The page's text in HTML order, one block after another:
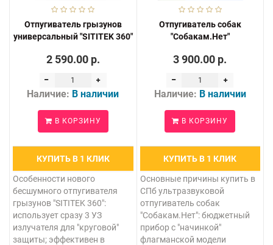
Отпугиватель грызунов
универсальный "SITITEK 360"
2 590.00 р.
Наличие: В наличии
В КОРЗИНУ
КУПИТЬ В 1 КЛИК
Особенности нового
бесшумного отпугивателя
грызунов "SITITEK 360":
использует сразу 3 УЗ
излучателя для "круговой"
защиты; эффективен в
Отпугиватель собак
"Собакам.Нет"
3 900.00 р.
Наличие: В наличии
В КОРЗИНУ
КУПИТЬ В 1 КЛИК
Основные причины купить в
СПб ультразвуковой
отпугиватель собак
"Собакам.Нет": бюджетный
прибор с "начинкой"
флагманской модели